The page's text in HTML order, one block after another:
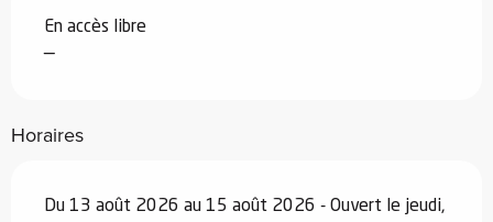
En accès libre
—
Horaires
Du 13 août 2026 au 15 août 2026 - Ouvert le jeudi,